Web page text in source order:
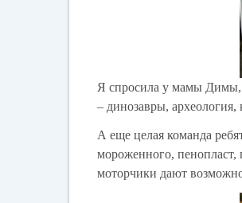
Я спросила у мамы Димы,
– динозавры,
А еще целая команда
мороженного, пенопласт,
моторчики дают